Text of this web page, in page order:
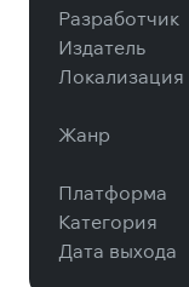
Разработчик
Издатель
Локализация
Жанр
Платформа
Категория
Дата выхода